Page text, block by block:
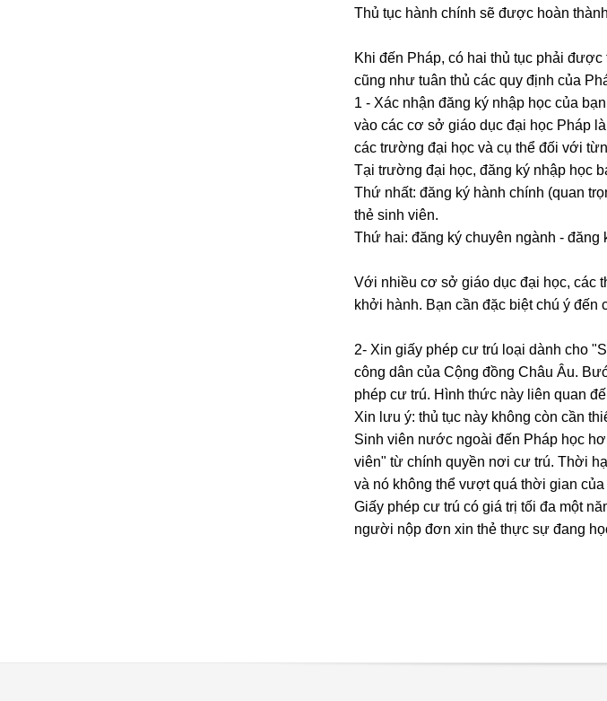
Thủ tục hành chính sẽ được hoàn
Khi đến Pháp, có hai thủ tục phải
cũng như tuân thủ các quy định của
1 - Xác nhận đăng ký nhập học của
vào các cơ sở giáo dục đại học Pháp
các trường đại học và cụ thể đối với
Tại trường đại học, đăng ký nhập học
Thứ nhất: đăng ký hành chính (quan
thẻ sinh viên.
Thứ hai: đăng ký chuyên ngành - đăng
Với nhiều cơ sở giáo dục đại học, các
khởi hành. Bạn cần đặc biệt chú ý
2- Xin giấy phép cư trú loại dành cho
công dân của Cộng đồng Châu Âu.
phép cư trú. Hình thức này liên quan
Xin lưu ý: thủ tục này không còn cần
Sinh viên nước ngoài đến Pháp học
viên" từ chính quyền nơi cư trú. Thời
và nó không thể vượt quá thời gian của
Giấy phép cư trú có giá trị tối đa một
người nộp đơn xin thẻ thực sự đang